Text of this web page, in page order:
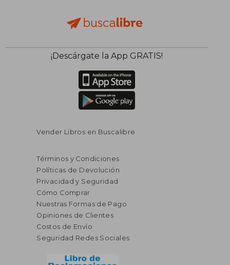
¡Descárgate la App GRATIS!
Vender Libros en Buscalibre
Términos y Condiciones
Políticas de Devolución
Privacidad y Seguridad
Cómo Comprar
Nuestras Formas de Pago
Opiniones de Clientes
Costos de Envío
Seguridad Redes Sociales